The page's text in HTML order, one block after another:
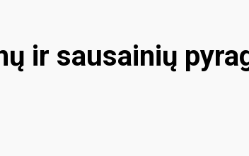
ir sausainių